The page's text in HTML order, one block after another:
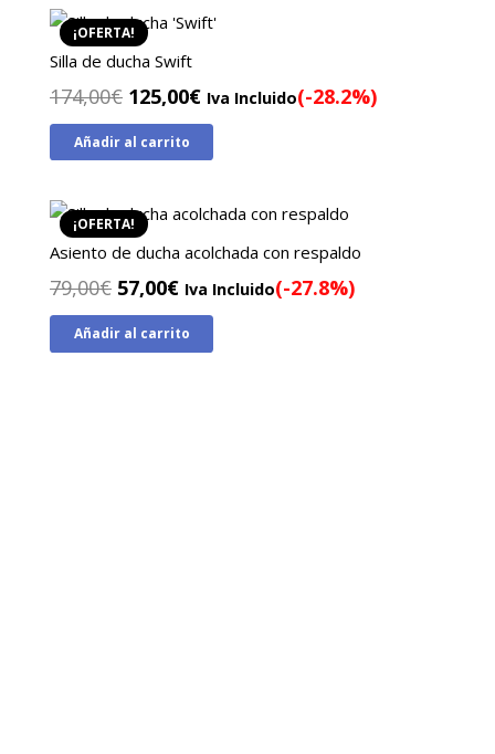
990,00€.740,00€.
¡OFERTA!
Silla de ducha Swift
174,00€ El
precio
original
174,00€.
125,00€El
precio
actual
125,00€.
Iva Incluido(-28.2%)
Añadir al carrito
¡OFERTA!
Asiento de ducha acolchada con respaldo
79,00€ El
precio
original
57,00€El
precio
actual
Iva Incluido(-27.8%)
Añadir al carrito